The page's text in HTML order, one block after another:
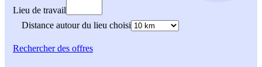
Lieu de travail
Distance autour du lieu choisi
Rechercherdes offres